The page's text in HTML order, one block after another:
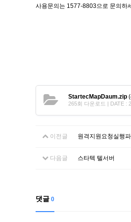
사용문의는 1577-8803으로 문의하
StartecMapDaum.zip
265회 다운로드 | DATE :
이전글 원격지원요청실행
다음글 스타텍 텔서버
댓글 0